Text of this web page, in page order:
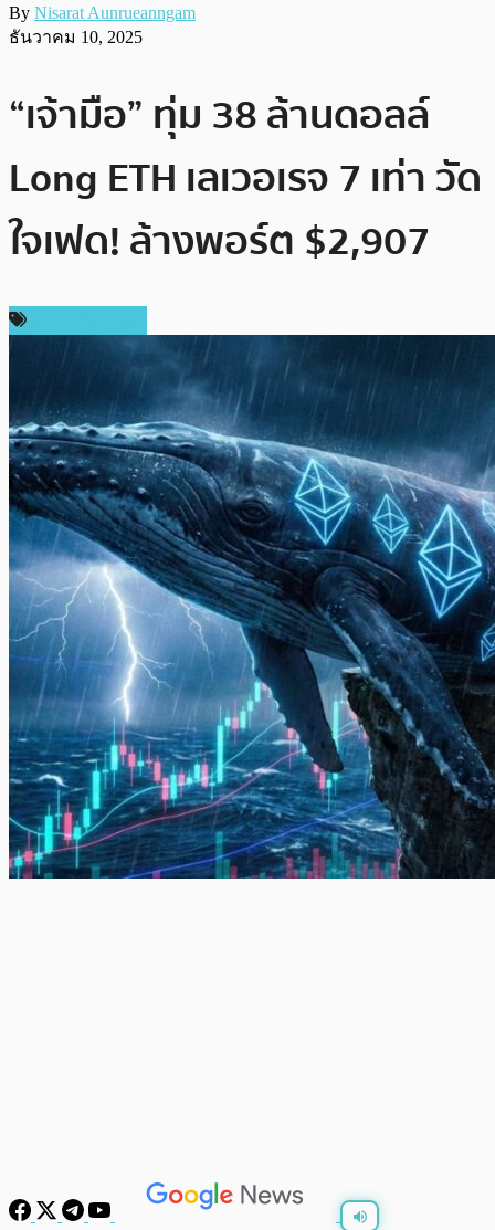
By Nisarat Aunrueanngam
ธันวาคม 10, 2025
“เจ้ามือ” ทุ่ม 38 ล้านดอลล์
Long ETH เลเวอเรจ 7 เท่า วัด
ใจเฟด! ล้างพอร์ต $2,907